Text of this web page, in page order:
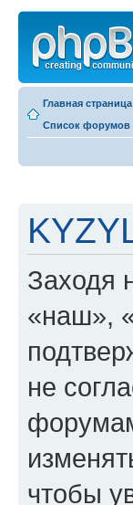
Главная страница
Список форумов
Заходя
«наш»,
не
чтобы